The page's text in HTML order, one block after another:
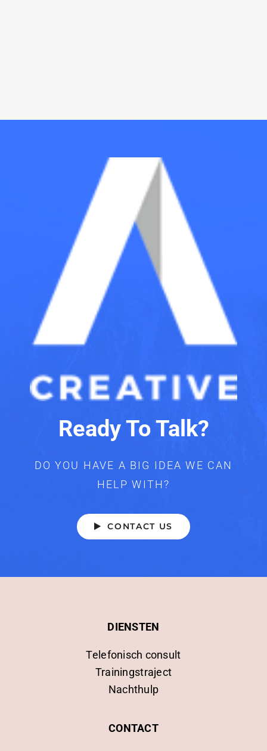
Ready To Talk?
DO YOU HAVE A BIG IDEA WE CAN
HELP WITH?
CONTACT US
DIENSTEN
Telefonisch consult
Trainingstraject
Nachthulp
CONTACT